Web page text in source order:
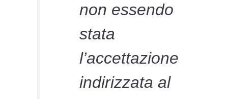
non essendo
stata
l’accettazione
indirizzata al